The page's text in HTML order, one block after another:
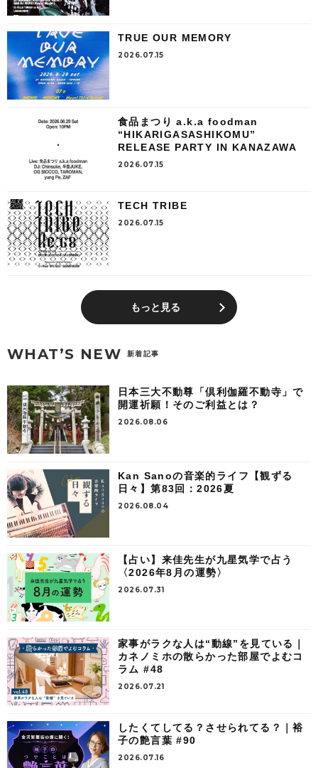
TRUE OUR MEMORY
2026.07.15
食品まつり a.k.a foodman
“HIKARIGASASHIKOMU”
RELEASE PARTY IN KANAZAWA
2026.07.15
TECH TRIBE
2026.07.15
もっと見る
WHAT’S NEW 新着記事
日本三大不動尊「倶利伽羅不動寺」で
開運祈願！そのご利益とは？
2026.08.06
Kan Sanoの音楽的ライフ【観ずる
日々】第83回：2026夏
2026.08.04
【占い】来佳先生が九星気学で占う
〈2026年8月の運勢〉
2026.07.31
家事がラクな人は“動線”を見ている｜
カネノミホの散らかった部屋でよむコ
ラム #48
2026.07.21
したくてしてる？させられてる？｜裕
子の艶言葉 #90
2026.07.16